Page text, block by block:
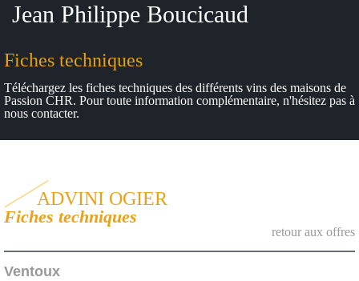
Jean Philippe Boucicaud
Fiches techniques
Téléchargez les fiches techniques des différents vins des maisons de
Passion CHR. Pour toute information complémentaire, n'hésitez pas à
nous contacter.
ADVINI OGIER
Fiches techniques
retour aux offres
Ventoux